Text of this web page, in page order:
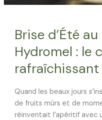
Brise d’Été
Hydromel : le
rafraîchissant
Quand les beaux jours
de fruits mûrs et de
réinventait l’apéritif avec